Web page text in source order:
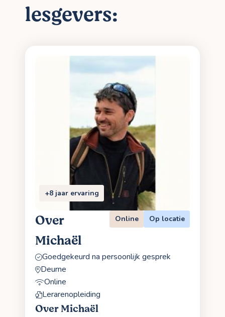
lesgevers:
+8 jaar ervaring
Over
Michaël
Online Op locatie
Goedgekeurd na persoonlijk gesprek
Deurne
Online
Lerarenopleiding
Over Michaël